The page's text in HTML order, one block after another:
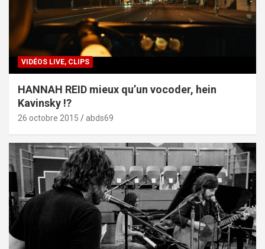
VIDÉOS LIVE, CLIPS
HANNAH REID mieux qu’un vocoder, hein
Kavinsky !?
26 octobre 2015 abds69